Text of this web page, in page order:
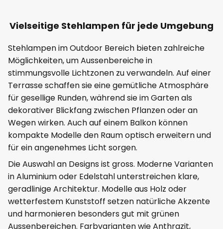
Vielseitige Stehlampen für jede Umgebung
Stehlampen im Outdoor Bereich bieten zahlreiche
Möglichkeiten, um Aussenbereiche in
stimmungsvolle Lichtzonen zu verwandeln. Auf einer
Terrasse schaffen sie eine gemütliche Atmosphäre
für gesellige Runden, während sie im Garten als
dekorativer Blickfang zwischen Pflanzen oder an
Wegen wirken. Auch auf einem Balkon können
kompakte Modelle den Raum optisch erweitern und
für ein angenehmes Licht sorgen.
Die Auswahl an Designs ist gross. Moderne Varianten
in Aluminium oder Edelstahl unterstreichen klare,
geradlinige Architektur. Modelle aus Holz oder
wetterfestem Kunststoff setzen natürliche Akzente
und harmonieren besonders gut mit grünen
Aussenbereichen. Farbvarianten wie Anthrazit,